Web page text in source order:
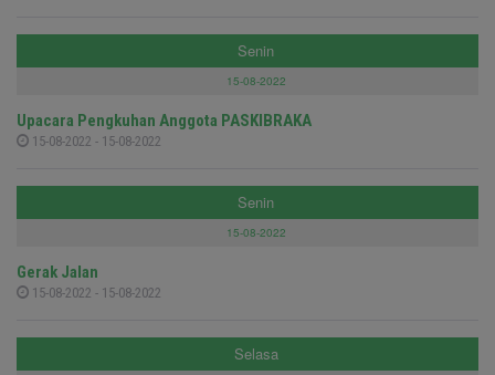
Senin
15-08-2022
Upacara Pengkuhan Anggota PASKIBRAKA
15-08-2022 - 15-08-2022
Senin
15-08-2022
Gerak Jalan
15-08-2022 - 15-08-2022
Selasa